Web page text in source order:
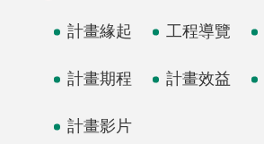
計畫緣起 工程導覽
計畫期程 計畫效益
計畫影片